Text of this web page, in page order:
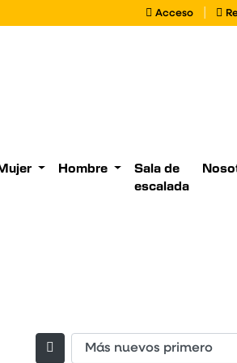
Acceso
Acceso
Hombre
Sala de
escalada